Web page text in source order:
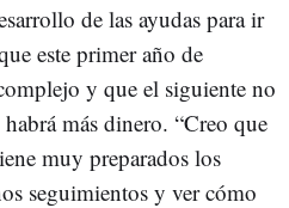
de las ayudas para ir
este primer año de
y que el siguiente no
más dinero. “Creo que
muy preparados los
seguimientos y ver cómo